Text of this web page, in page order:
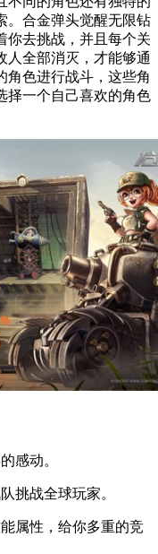
。合金弹头觉醒无限钻
你去挑战，并且每个关
人全部消灭，才能够通
角色进行战斗，这些角
择一个自己喜欢的角色
感动。
战全球玩家。
属性，给你多重的竞